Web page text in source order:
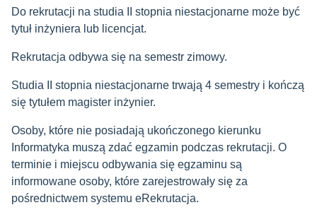
Do rekrutacji na studia II stopnia niestacjonarne może być
tytuł inżyniera lub licencjat.
Rekrutacja odbywa się na semestr zimowy.
Studia II stopnia niestacjonarne trwają 4 semestry i kończą
się tytułem magister inżynier.
Osoby, które nie posiadają ukończonego kierunku
Informatyka muszą zdać egzamin podczas rekrutacji. O
terminie i miejscu odbywania się egzaminu są
informowane osoby, które zarejestrowały się za
pośrednictwem systemu eRekrutacja.